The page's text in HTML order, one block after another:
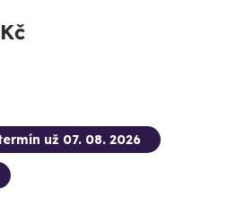
už 07. 08. 2026